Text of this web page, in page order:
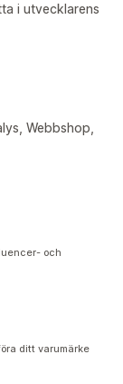
i utvecklarens
Webbshop,
och
ditt varumärke